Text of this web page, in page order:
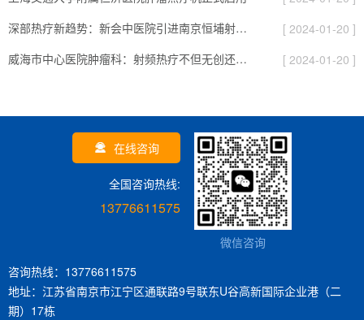
深部热疗新趋势：新会中医院引进南京恒埔射频热疗机
[ 2024-01-20 ]
威海市中心医院肿瘤科：射频热疗不但无创还无痛
[ 2024-01-20 ]
在线咨询
全国咨询热线:
13776611575
微信咨询
咨询热线：13776611575
地址：江苏省南京市江宁区通联路9号联东U谷高新国际企业港（二
期）17栋